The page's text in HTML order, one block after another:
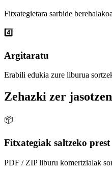
Fitxategietara sarbide berehalakoa
4️⃣
Argitaratu
Erabili edukia zure liburua
Zehazki zer
📦
Fitxategiak saltzeko prest
PDF / ZIP liburu komertzialak